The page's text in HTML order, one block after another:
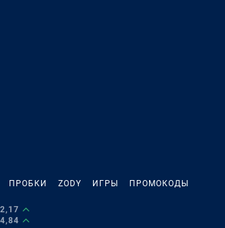
ПРОБКИ ZODY ИГРЫ ПРОМОКОДЫ